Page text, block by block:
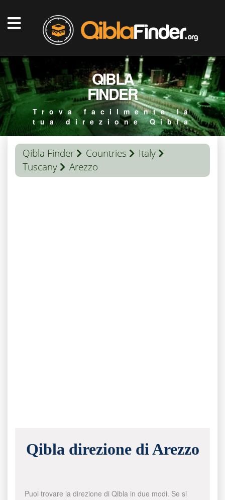
QIBLA
FINDER
Trova facilmente la
tua direzione Qibla
Qibla Finder Countries
Italy
Tuscany
Arezzo
Qibla direzione di Arezzo
Puoi trovare la direzione di Qibla in due modi. Se si